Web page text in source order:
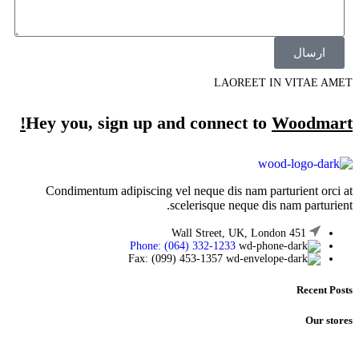
ارسال
LAOREET IN VITAE AMET
Hey you, sign up and connect to Woodmart!
Condimentum adipiscing vel neque dis nam parturient orci at
scelerisque neque dis nam parturient.
451 Wall Street, UK, London
Phone: (064) 332-1233
Fax: (099) 453-1357
Recent Posts
Our stores